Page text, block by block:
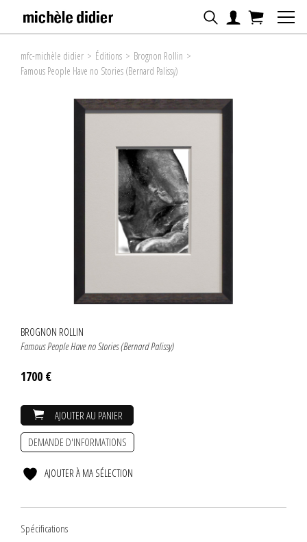
mfc-michèle didier > Éditions > Brognon Rollin >
Famous People Have no Stories (Bernard Palissy)
BROGNON ROLLIN
Famous People Have no Stories (Bernard Palissy)
1700 €
AJOUTER AU PANIER
DEMANDE D'INFORMATIONS
AJOUTER À MA SÉLECTION
Spécifications